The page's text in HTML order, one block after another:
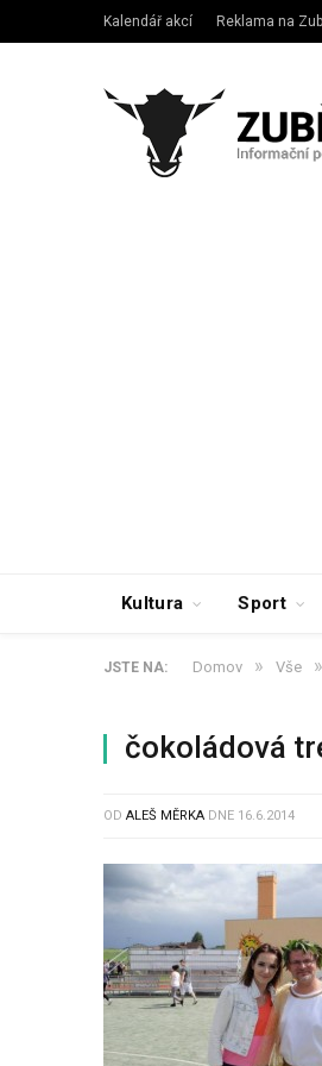
Kalendář akcí Reklama na
Kultura Sport
JSTE NA: Domov » Vše »
čokoládová
OD ALEŠ MĚRKA DNE 16.6.2014